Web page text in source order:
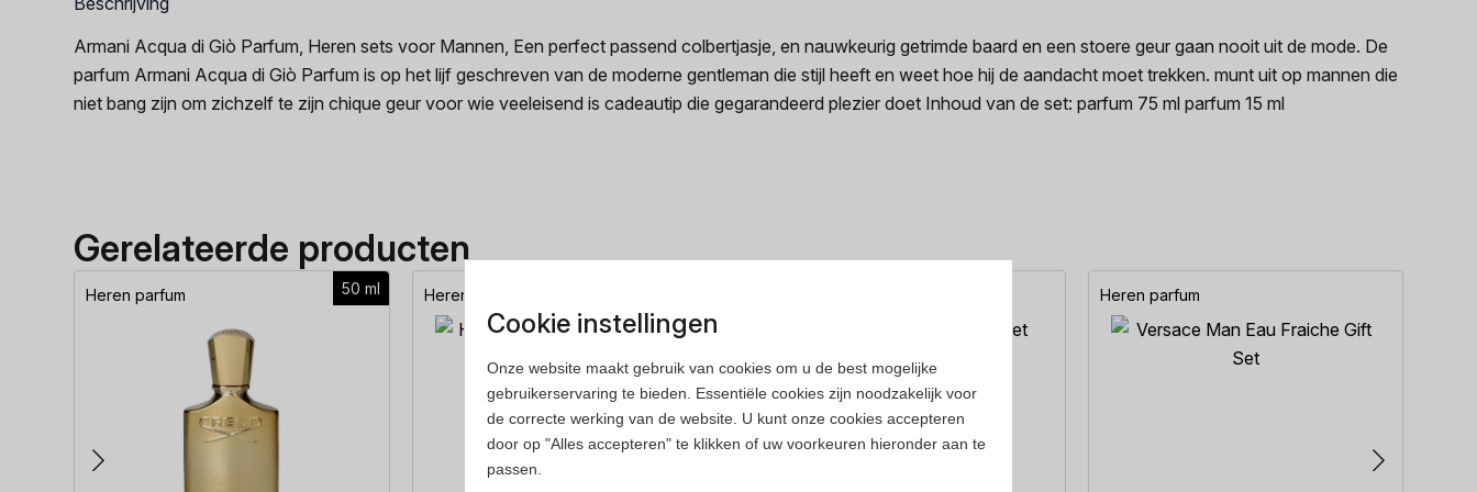
Armani Acqua di Giò Parfum, Heren sets voor Mannen, Een perfect passend colbertjasje, en nauwkeurig getrimde baard en een stoere geur gaan nooit uit de mode. De
parfum Armani Acqua di Giò Parfum is op het lijf geschreven van de moderne gentleman die stijl heeft en weet hoe hij de aandacht moet trekken. munt uit op mannen die
niet bang zijn om zichzelf te zijn chique geur voor wie veeleisend is cadeautip die gegarandeerd plezier doet Inhoud van de set: parfum 75 ml parfum 15 ml
Gerelateerde producten
50 ml
Heren parfum Heren parfum Heren parfum
Cookie instellingen
Onze website maakt gebruik van cookies om u de best mogelijke
gebruikerservaring te bieden. Essentiële cookies zijn noodzakelijk voor
de correcte werking van de website. U kunt onze cookies accepteren
door op "Alles accepteren" te klikken of uw voorkeuren hieronder aan te
passen.